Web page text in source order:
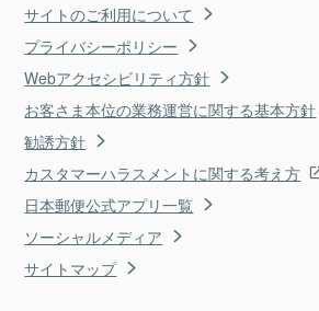
サイトのご利用について
プライバシーポリシー
Webアクセシビリティ方針
お客さま本位の業務運営に関する基本方針
勧誘方針
カスタマーハラスメントに関する考え方
日本郵便公式アプリ一覧
ソーシャルメディア
サイトマップ